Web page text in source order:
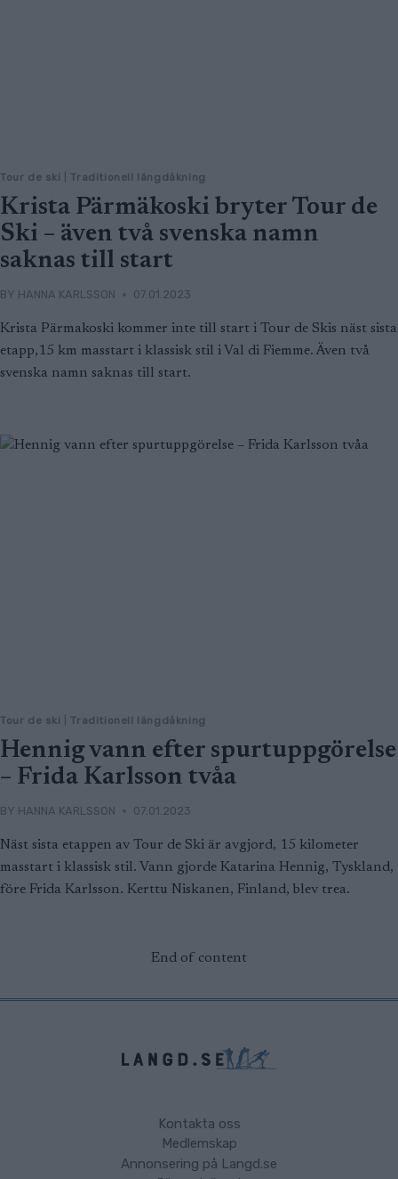
Tour de ski Traditionell längdåkning
Krista Pärmäkoski bryter Tour de
Ski – även två svenska namn
saknas till start
BY HANNA KARLSSON 07.01.2023
Krista Pärmakoski kommer inte till start i Tour de Skis näst sista
etapp,15 km masstart i klassisk stil i Val di Fiemme. Även två
svenska namn saknas till start.
Tour de ski Traditionell längdåkning
Hennig vann efter spurtuppgörelse
– Frida Karlsson tvåa
BY HANNA KARLSSON 07.01.2023
Näst sista etappen av Tour de Ski är avgjord, 15 kilometer
masstart i klassisk stil. Vann gjorde Katarina Hennig, Tyskland,
före Frida Karlsson. Kerttu Niskanen, Finland, blev trea.
End of content
Kontakta oss
Medlemskap
Annonsering på Langd.se